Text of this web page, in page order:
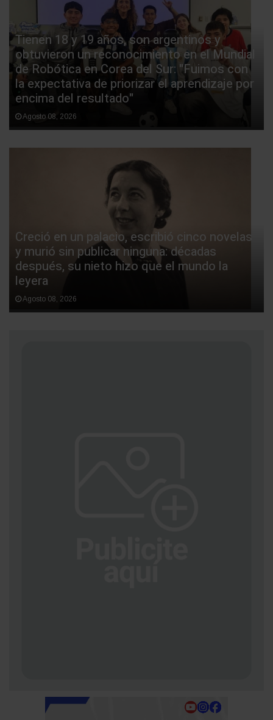
Tienen 18 y 19 años, son argentinos y
obtuvieron un reconocimiento en el Mundial
de Robótica en Corea del Sur: "Fuimos con
la expectativa de priorizar el aprendizaje por
encima del resultado"
Agosto 08, 2026
Creció en un palacio, escribió cinco novelas
y murió sin publicar ninguna: décadas
después, su nieto hizo que el mundo la
leyera
Agosto 08, 2026